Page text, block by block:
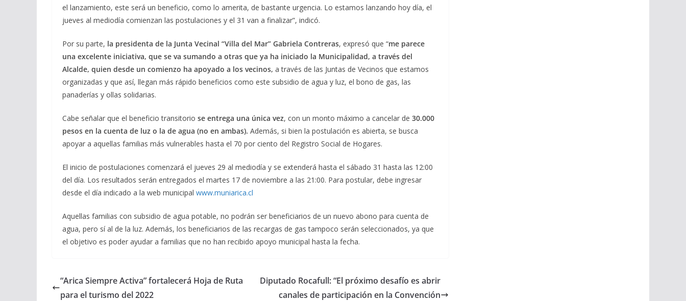
el lanzamiento, este será un beneficio, como lo amerita, de bastante urgencia. Lo estamos lanzando hoy día, el
jueves al mediodía comienzan las postulaciones y el 31 van a finalizar”, indicó.
Por su parte, la presidenta de la Junta Vecinal “Villa del Mar” Gabriela Contreras, expresó que “me parece
una excelente iniciativa, que se va sumando a otras que ya ha iniciado la Municipalidad, a través del
Alcalde, quien desde un comienzo ha apoyado a los vecinos, a través de las Juntas de Vecinos que estamos
organizadas y que así, llegan más rápido beneficios como este subsidio de agua y luz, el bono de gas, las
panaderías y ollas solidarias.
Cabe señalar que el beneficio transitorio se entrega una única vez, con un monto máximo a cancelar de 30.000
pesos en la cuenta de luz o la de agua (no en ambas). Además, si bien la postulación es abierta, se busca
apoyar a aquellas familias más vulnerables hasta el 70 por ciento del Registro Social de Hogares.
El inicio de postulaciones comenzará el jueves 29 al mediodía y se extenderá hasta el sábado 31 hasta las 12:00
del día. Los resultados serán entregados el martes 17 de noviembre a las 21:00. Para postular, debe ingresar
desde el día indicado a la web municipal www.muniarica.cl
Aquellas familias con subsidio de agua potable, no podrán ser beneficiarios de un nuevo abono para cuenta de
agua, pero sí al de la luz. Además, los beneficiarios de las recargas de gas tampoco serán seleccionados, ya que
el objetivo es poder ayudar a familias que no han recibido apoyo municipal hasta la fecha.
“Arica Siempre Activa” fortalecerá Hoja de Ruta
para el turismo del 2022
Diputado Rocafull: “El próximo desafío es abrir
canales de participación en la Convención